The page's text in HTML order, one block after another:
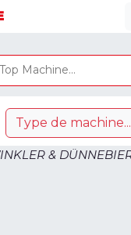
Type de machine...